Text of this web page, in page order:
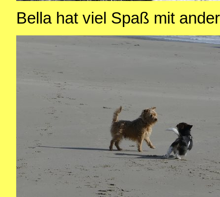
Bella hat viel Spaß mit